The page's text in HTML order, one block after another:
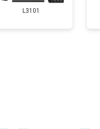
3500 ₽
L3101